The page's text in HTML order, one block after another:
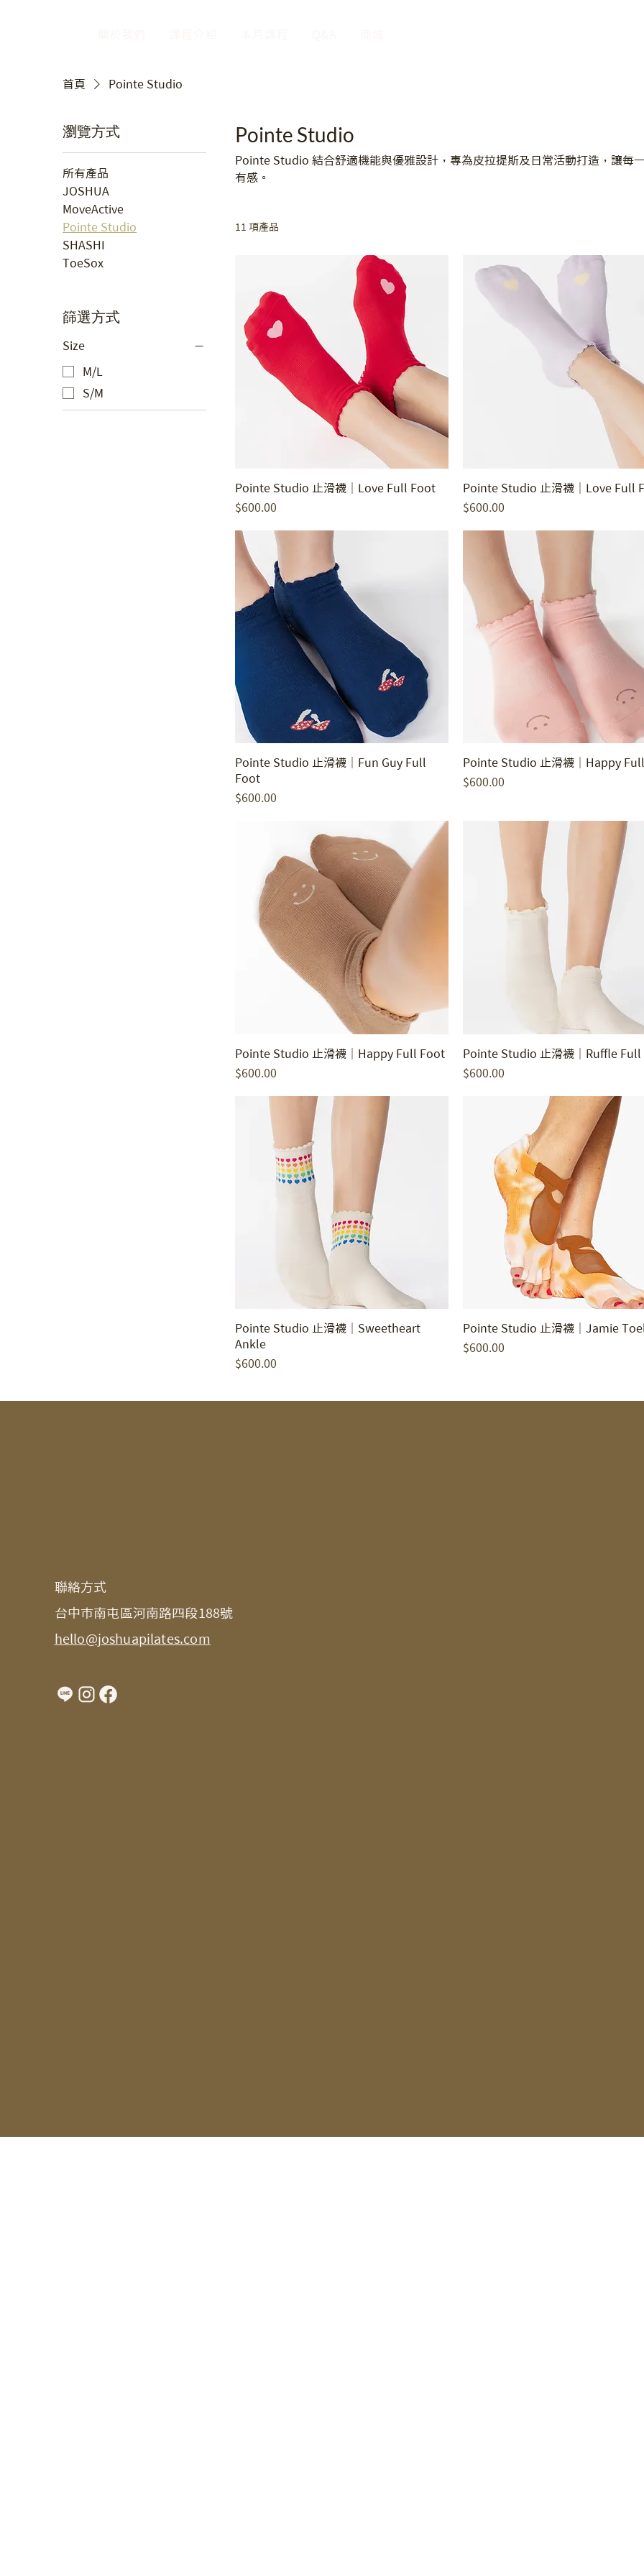
首頁 Pointe Studio
瀏覽方式
所有產品
JOSHUA
MoveActive
Pointe Studio
SHASHI
ToeSox
篩選方式
Size
M/L
S/M
Pointe Studio
Pointe Studio 結合舒適機能與優雅設計，專為皮拉提斯及日常活動打造，讓每
有感。
11 項產品
Pointe Studio 止滑襪｜Love Full Foot
價格
$600.00
Pointe Studio 止滑襪｜Love Full
價格
$600.00
Pointe Studio 止滑襪｜Fun Guy Full
Foot
價格
$600.00
Pointe Studio 止滑襪｜Happy
價格
$600.00
Pointe Studio 止滑襪｜Happy Full Foot
價格
$600.00
Pointe Studio 止滑襪｜Ruffle Full
價格
$600.00
Pointe Studio 止滑襪｜Sweetheart
Ankle
價格
$600.00
Pointe Studio 止滑襪｜Jamie
價格
$600.00
​聯絡方式​
台中市南屯區河南路四段188號
hello@joshuapilates.com